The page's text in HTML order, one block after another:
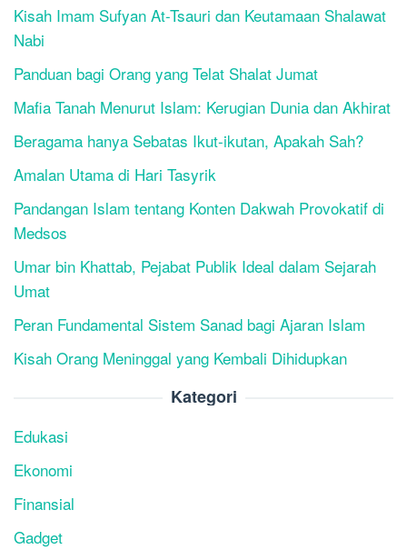
Kisah Imam Sufyan At-Tsauri dan Keutamaan Shalawat
Nabi
Panduan bagi Orang yang Telat Shalat Jumat
Mafia Tanah Menurut Islam: Kerugian Dunia dan Akhirat
Beragama hanya Sebatas Ikut-ikutan, Apakah Sah?
Amalan Utama di Hari Tasyrik
Pandangan Islam tentang Konten Dakwah Provokatif di
Medsos
Umar bin Khattab, Pejabat Publik Ideal dalam Sejarah
Umat
Peran Fundamental Sistem Sanad bagi Ajaran Islam
Kisah Orang Meninggal yang Kembali Dihidupkan
Kategori
Edukasi
Ekonomi
Finansial
Gadget